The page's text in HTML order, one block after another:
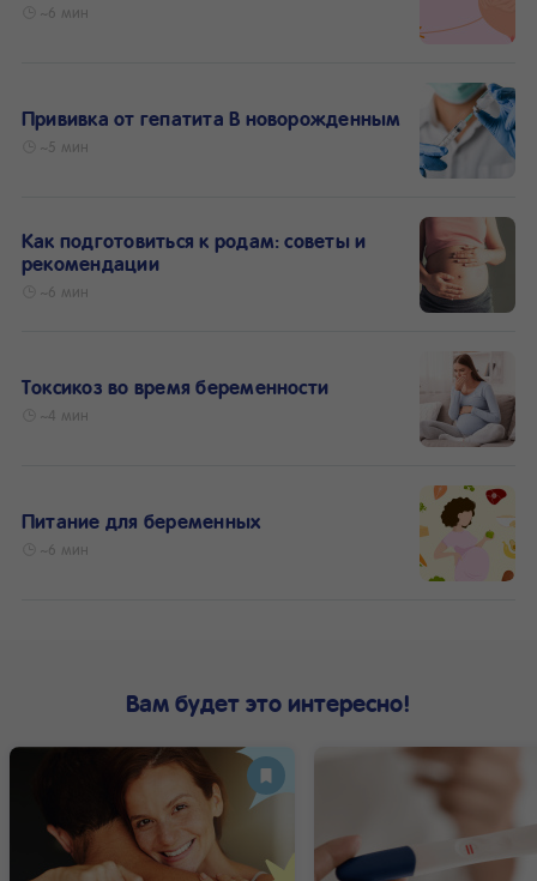
~6 мин
Прививка от гепатита В новорожденным
~5 мин
Как подготовиться к родам: советы и
рекомендации
~6 мин
Токсикоз во время беременности
~4 мин
Питание для беременных
~6 мин
Вам будет это интересно!